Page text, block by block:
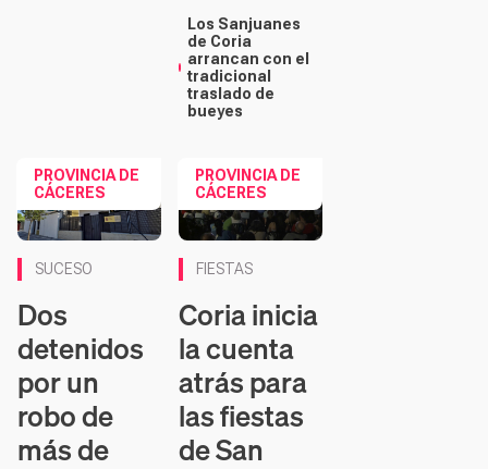
Los Sanjuanes
de Coria
arrancan con el
tradicional
traslado de
bueyes
PROVINCIA DE
CÁCERES
SUCESO
Dos
detenidos
por un
robo de
más de
PROVINCIA DE
CÁCERES
FIESTAS
Coria inicia
la cuenta
atrás para
las fiestas
de San